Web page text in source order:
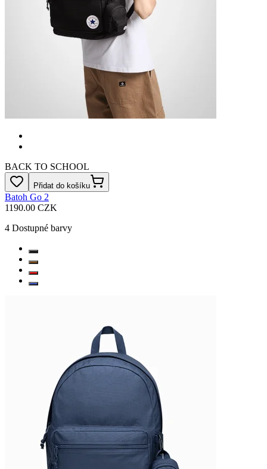
BACK TO SCHOOL
Přidat do košíku
Batoh Go 2
1190.00 CZK
4 Dostupné barvy